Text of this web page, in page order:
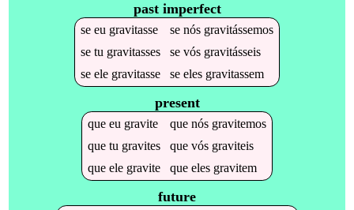
past imperfect
se eu gravitasse se nós gravitássemos
se tu gravitasses se vós gravitásseis
se ele gravitasse se eles gravitassem
present
que eu gravite que nós gravitemos
que tu gravites que vós graviteis
que ele gravite que eles gravitem
future